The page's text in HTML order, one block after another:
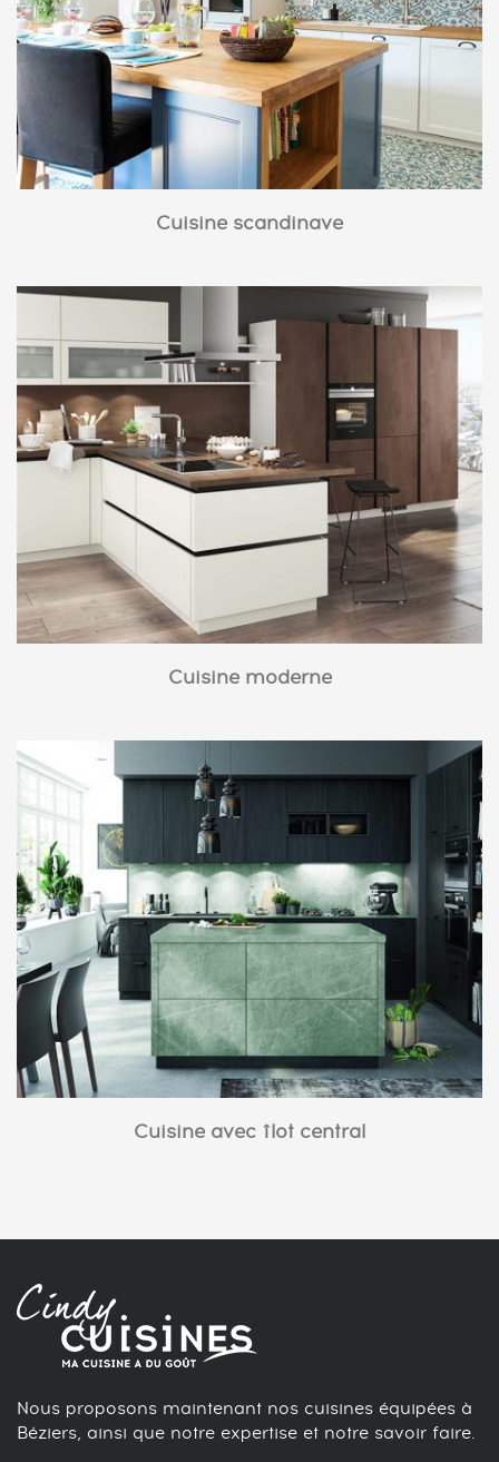
Cuisine scandinave
Cuisine moderne
Cuisine avec îlot central
Nous proposons maintenant nos cuisines équipées à
Béziers, ainsi que notre expertise et notre savoir faire.